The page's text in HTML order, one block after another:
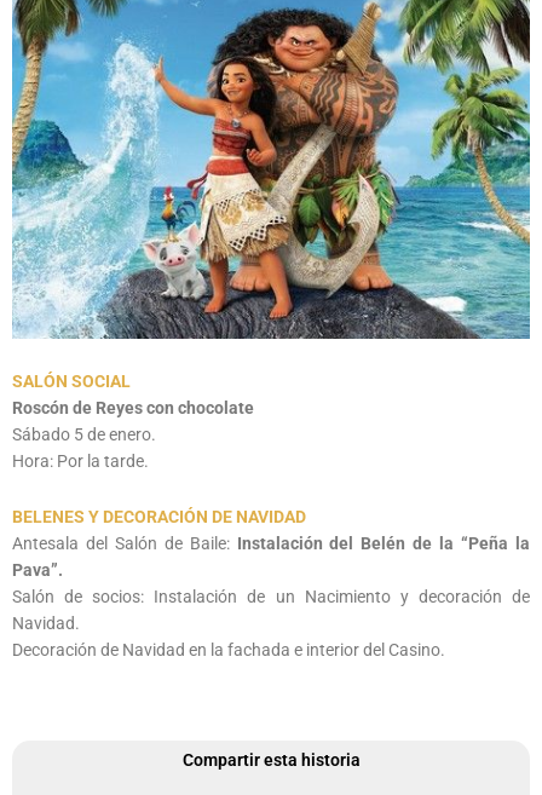
SALÓN SOCIAL
Roscón de Reyes con chocolate
Sábado 5 de enero.
Hora: Por la tarde.
BELENES Y DECORACIÓN DE NAVIDAD
Antesala del Salón de Baile: Instalación del Belén de la “Peña la
Pava”.
Salón de socios: Instalación de un Nacimiento y decoración de
Navidad.
Decoración de Navidad en la fachada e interior del Casino.
Compartir esta historia